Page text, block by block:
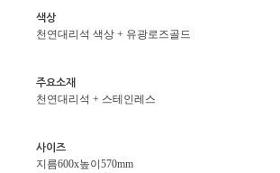
색상
천연대리석 색상 + 유광로즈골드
주요소재
천연대리석 + 스테인레스
사이즈
지름600x높이570mm